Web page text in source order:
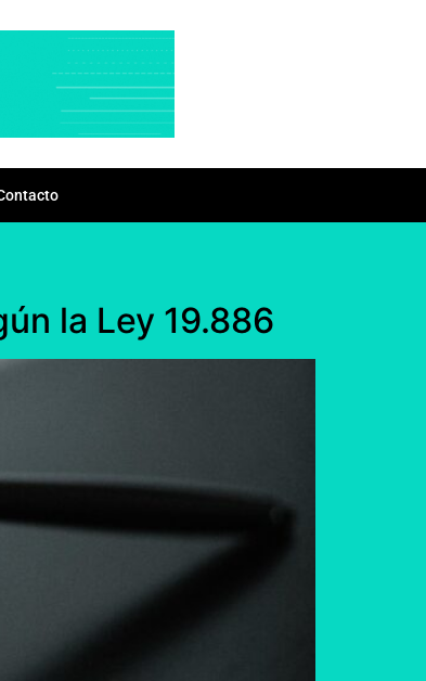
la Ley 19.886